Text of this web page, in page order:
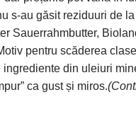
s-au găsit reziduuri de la
Sauerrahmbutter,
pentru scăderea
din uleiuri
ca gust și miros.